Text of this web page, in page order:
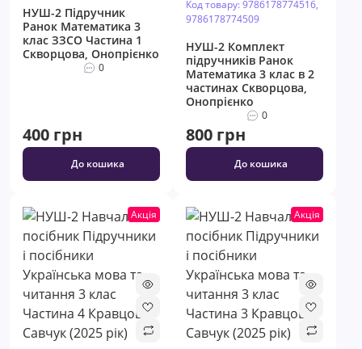
НУШ-2 Підручник
Ранок Математика 3
клас ЗЗСО Частина 1
Скворцова, Онопрієнко
0
400 грн
До кошика
Код товару: 9786178774516,
9786178774509
НУШ-2 Комплект
підручників Ранок
Математика 3 клас в 2
частинах Скворцова,
Онопрієнко
0
800 грн
До кошика
Акція Акція